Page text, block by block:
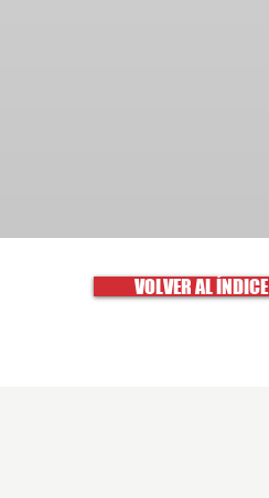
VOLVER AL ÍNDICE